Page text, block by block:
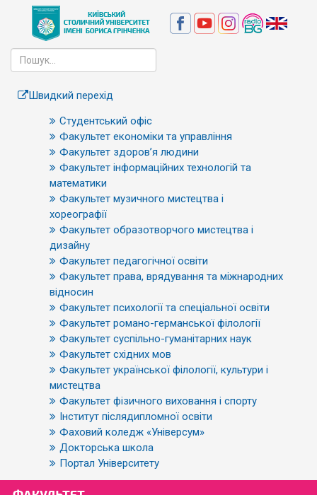
Швидкий перехід
Студентський офіс
Факультет економіки та управління
Факультет здоров’я людини
Факультет інформаційних технологій та
математики
Факультет музичного мистецтва і
хореографії
Факультет образотворчого мистецтва і
дизайну
Факультет педагогічної освіти
Факультет права, врядування та міжнародних
відносин
Факультет психології та спеціальної освіти
Факультет романо-германської філології
Факультет суспільно-гуманітарних наук
Факультет східних мов
Факультет української філології, культури і
мистецтва
Факультет фізичного виховання і спорту
Інститут післядипломної освіти
Фаховий коледж «Універсум»
Докторська школа
Портал Університету